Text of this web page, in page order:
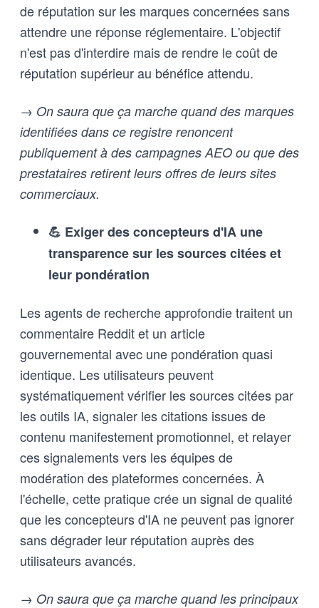
de réputation sur les marques concernées sans
attendre une réponse réglementaire. L'objectif
n'est pas d'interdire mais de rendre le coût de
réputation supérieur au bénéfice attendu.
→ On saura que ça marche quand des marques
identifiées dans ce registre renoncent
publiquement à des campagnes AEO ou que des
prestataires retirent leurs offres de leurs sites
commerciaux.
💪 Exiger des concepteurs d'IA une
transparence sur les sources citées et
leur pondération
Les agents de recherche approfondie traitent un
commentaire Reddit et un article
gouvernemental avec une pondération quasi
identique. Les utilisateurs peuvent
systématiquement vérifier les sources citées par
les outils IA, signaler les citations issues de
contenu manifestement promotionnel, et relayer
ces signalements vers les équipes de
modération des plateformes concernées. À
l'échelle, cette pratique crée un signal de qualité
que les concepteurs d'IA ne peuvent pas ignorer
sans dégrader leur réputation auprès des
utilisateurs avancés.
→ On saura que ça marche quand les principaux